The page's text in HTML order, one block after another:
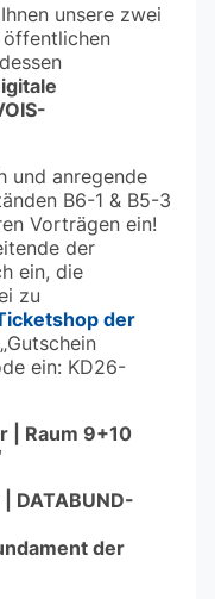
unsere zwei
und anregende
B6-1 & B5-3
Vorträgen ein!
der
ein, die
zu
der
ein: KD26-
| Raum 9+10
DATABUND-
der